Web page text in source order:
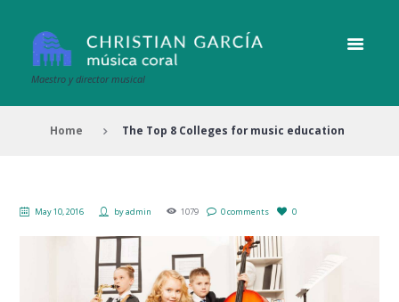
Maestro y director musical
Home The Top 8 Colleges for music education
May 10, 2016 byadmin 1079 0 comments 0